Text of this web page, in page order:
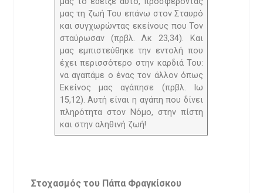
μας τη ζωή Του επάνω στον Σταυρό
και συγχωρώντας εκείνους που Τον
σταύρωσαν (πρβλ. Λκ 23,34). Και
μας εμπιστεύθηκε την εντολή που
έχει περισσότερο στην καρδιά Του:
να αγαπάμε ο ένας τον άλλον όπως
Εκείνος μας αγάπησε (πρβλ. Ιω
15,12). Αυτή είναι η αγάπη που δίνει
πληρότητα στον Νόμο, στην πίστη
και στην αληθινή ζωή!
Στοχασμός του Πάπα Φραγκίσκου